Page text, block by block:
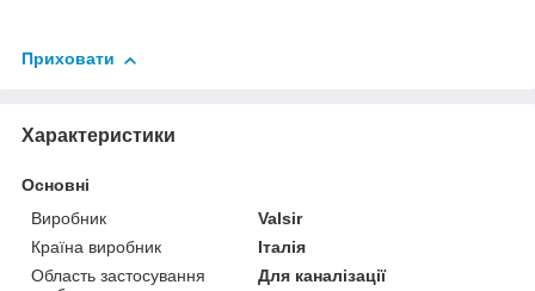
Приховати
Характеристики
Основні
Виробник
Valsir
Країна виробник
Італія
Область застосування
Для каналізації